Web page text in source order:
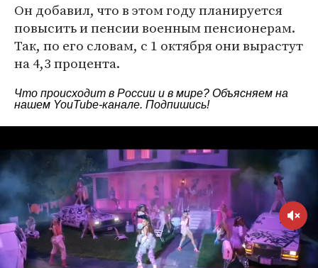
Он добавил, что в этом году планируется
повысить и пенсии военным пенсионерам.
Так, по его словам, с 1 октября они вырастут
на 4,3 процента.
Что происходит в России и в мире? Объясняем на
нашем YouTube-канале. Подпишись!